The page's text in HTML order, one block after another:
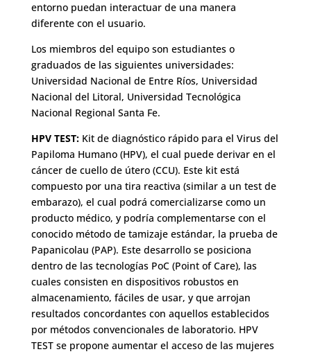
entorno puedan interactuar de una manera
diferente con el usuario.
Los miembros del equipo son estudiantes o
graduados de las siguientes universidades:
Universidad Nacional de Entre Ríos, Universidad
Nacional del Litoral, Universidad Tecnológica
Nacional Regional Santa Fe.
HPV TEST:Kit de diagnóstico rápido para el Virus del
Papiloma Humano (HPV), el cual puede derivar en el
cáncer de cuello de útero (CCU). Este kit está
compuesto por una tira reactiva (similar a un test de
embarazo), el cual podrá comercializarse como un
producto médico, y podría complementarse con el
conocido método de tamizaje estándar, la prueba de
Papanicolau (PAP). Este desarrollo se posiciona
dentro de las tecnologías PoC (Point of Care), las
cuales consisten en dispositivos robustos en
almacenamiento, fáciles de usar, y que arrojan
resultados concordantes con aquellos establecidos
por métodos convencionales de laboratorio. HPV
TEST se propone aumentar el acceso de las mujeres